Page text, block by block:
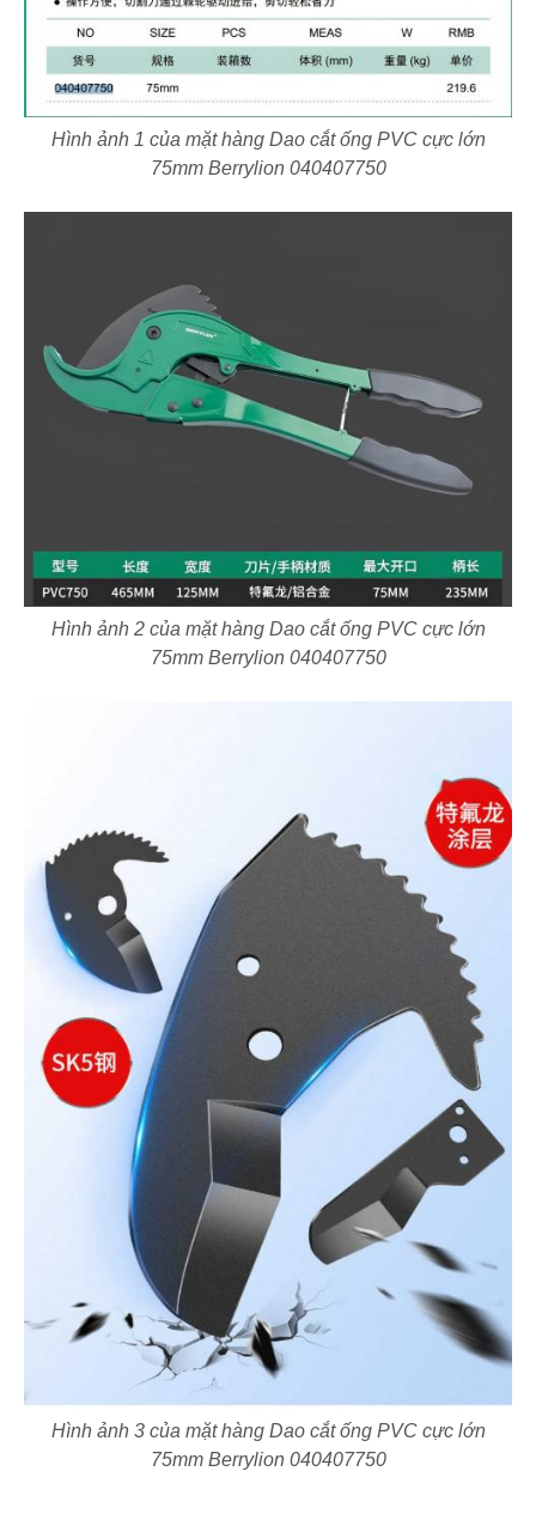
Hình ảnh 1 của mặt hàng Dao cắt ống PVC cực lớn
75mm Berrylion 040407750
Hình ảnh 2 của mặt hàng Dao cắt ống PVC cực lớn
75mm Berrylion 040407750
Hình ảnh 3 của mặt hàng Dao cắt ống PVC cực lớn
75mm Berrylion 040407750